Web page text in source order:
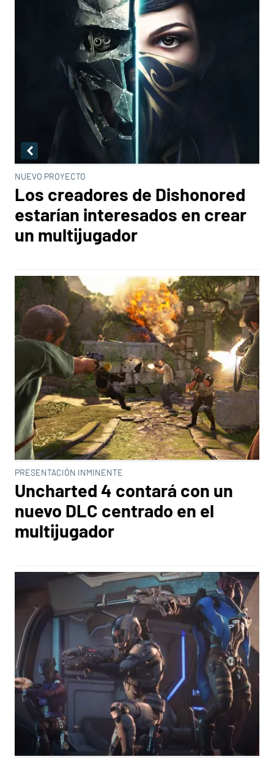
NUEVO PROYECTO
Los creadores de Dishonored
estarían interesados en crear
un multijugador
PRESENTACIÓN INMINENTE
Uncharted 4 contará con un
nuevo DLC centrado en el
multijugador